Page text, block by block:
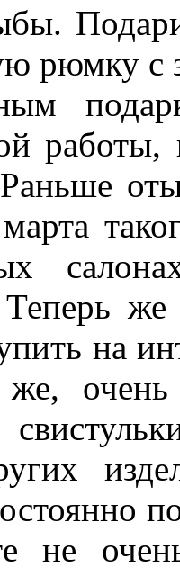
рюмку с
работы,
на
очень
не